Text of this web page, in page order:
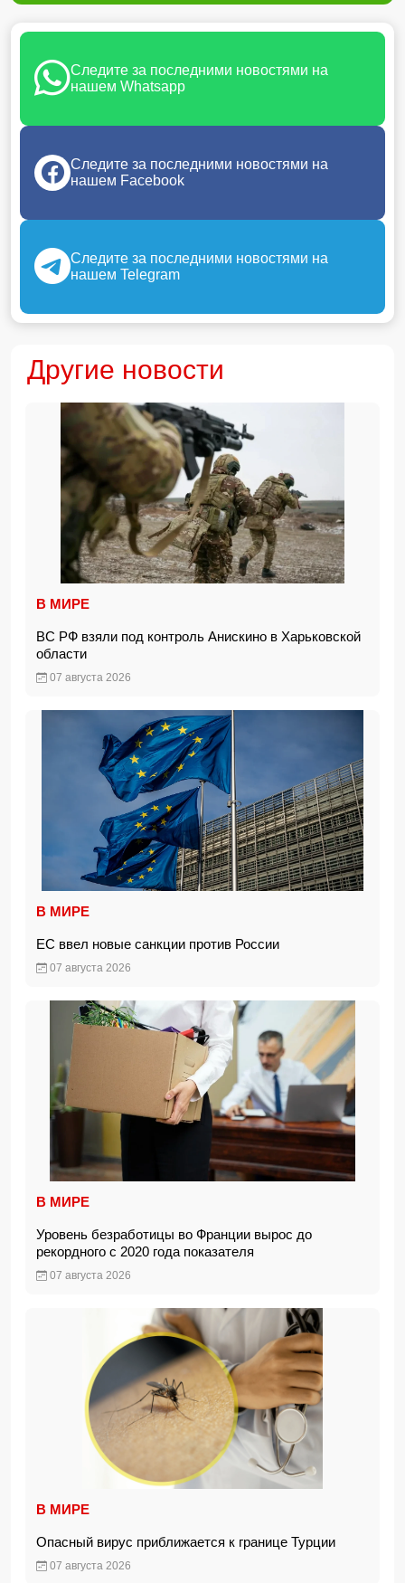
Следите за последними новостями на
нашем Whatsapp
Следите за последними новостями на
нашем Facebook
Следите за последними новостями на
нашем Telegram
Другие новости
В МИРЕ
ВС РФ взяли под контроль Анискино в Харьковской
области
07 августа 2026
В МИРЕ
ЕС ввел новые санкции против России
07 августа 2026
В МИРЕ
Уровень безработицы во Франции вырос до
рекордного с 2020 года показателя
07 августа 2026
В МИРЕ
Опасный вирус приближается к границе Турции
07 августа 2026